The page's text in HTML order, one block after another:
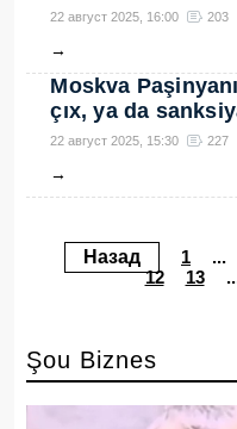
22 август 2025, 16:00 203
→
Moskva
çıx, ya da
22 август 2025, 15:30 227
→
Назад 1 ...
12
13
Şou Biznes